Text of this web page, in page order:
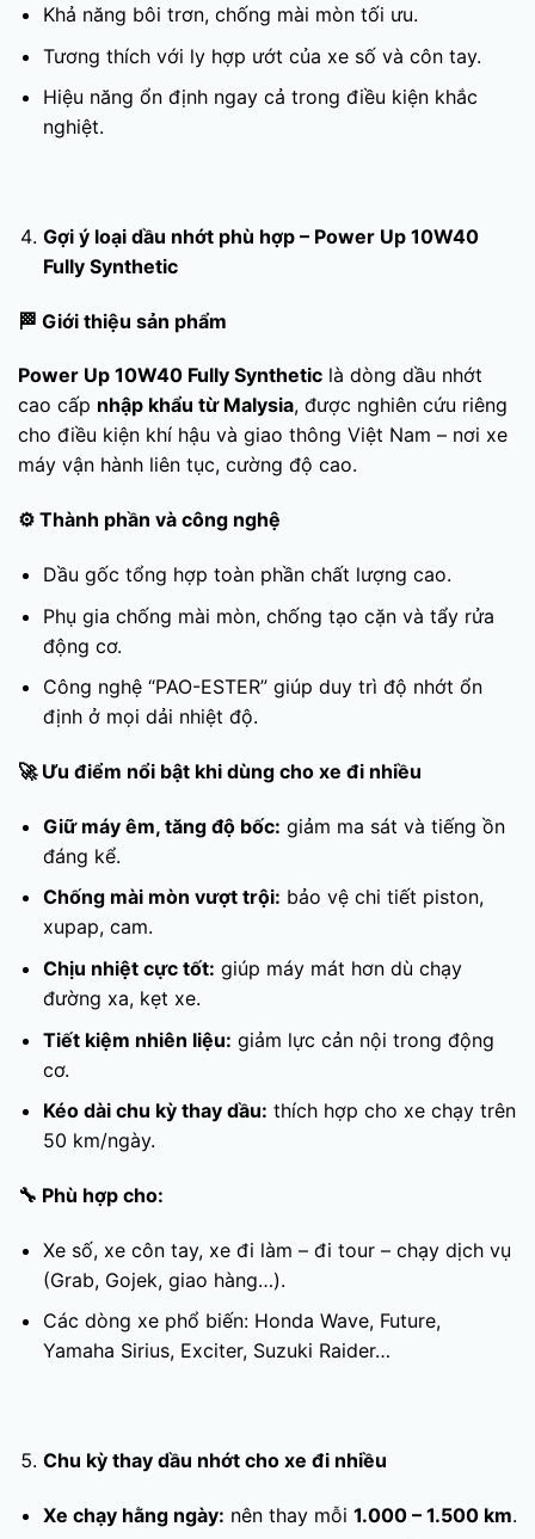
Khả năng bôi trơn, chống mài mòn tối ưu.
Tương thích với ly hợp ướt của xe số và côn tay.
Hiệu năng ổn định ngay cả trong điều kiện khắc
nghiệt.
Gợi ý loại dầu nhớt phù hợp – Power Up 10W40
Fully Synthetic
🏁 Giới thiệu sản phẩm
Power Up 10W40 Fully Synthetic là dòng dầu nhớt
cao cấp nhập khẩu từ Malysia, được nghiên cứu riêng
cho điều kiện khí hậu và giao thông Việt Nam – nơi xe
máy vận hành liên tục, cường độ cao.
⚙️ Thành phần và công nghệ
Dầu gốc tổng hợp toàn phần chất lượng cao.
Phụ gia chống mài mòn, chống tạo cặn và tẩy rửa
động cơ.
Công nghệ “PAO-ESTER” giúp duy trì độ nhớt ổn
định ở mọi dải nhiệt độ.
🚀Ưu điểm nổi bật khi dùng cho xe đi nhiều
Giữ máy êm, tăng độ bốc: giảm ma sát và tiếng ồn
đáng kể.
Chống mài mòn vượt trội: bảo vệ chi tiết piston,
xupap, cam.
Chịu nhiệt cực tốt: giúp máy mát hơn dù chạy
đường xa, kẹt xe.
Tiết kiệm nhiên liệu: giảm lực cản nội trong động
cơ.
Kéo dài chu kỳ thay dầu: thích hợp cho xe chạy trên
50 km/ngày.
🔧 Phù hợp cho:
Xe số, xe côn tay, xe đi làm – đi tour – chạy dịch vụ
(Grab, Gojek, giao hàng…).
Các dòng xe phổ biến: Honda Wave, Future,
Yamaha Sirius, Exciter, Suzuki Raider…
Chu kỳ thay dầu nhớt cho xe đi nhiều
Xe chạy hằng ngày: nên thay mỗi 1.000 – 1.500 km.